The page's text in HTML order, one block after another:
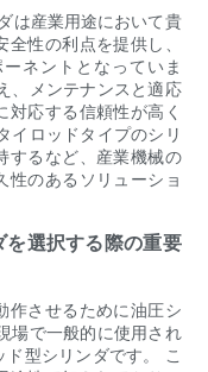
は産業用途において貴
性の利点を提供し、
ネントとなっていま
、メンテナンスと適応
応する信頼性が高く
イロッドタイプのシリ
するなど、産業機械の
性のあるソリューショ
選択する際の重要
作させるために油圧シ
場で一般的に使用され
型シリンダです。 こ